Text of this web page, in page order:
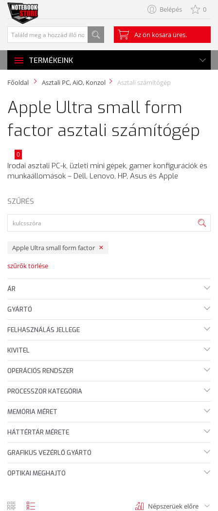
Belépés 0
Az ön kosara üres.
TERMÉKEINK
Főoldal Asztali PC, AiO, Konzol Asztali számítógép
Apple Ultra small form
factor asztali számítógép
0
Irodai asztali PC-k, üzleti mini gépek, gamer konfigurációk és
munkaállomások – Dell, Lenovo, HP, Asus és Apple
SZŰRÉS
Apple Ultra small form factor
szűrők törlése
ÁR
GYÁRTÓ
FELHASZNÁLÁS JELLEGE
KIVITEL
OPERÁCIÓS RENDSZER
PROCESSZOR KATEGÓRIA
MEMÓRIA MÉRET
HÁTTÉRTÁR MÉRETE
GRAFIKUS VEZÉRLŐ GYÁRTÓ
OPTIKAI MEGHAJTÓ
Népszerüek előre